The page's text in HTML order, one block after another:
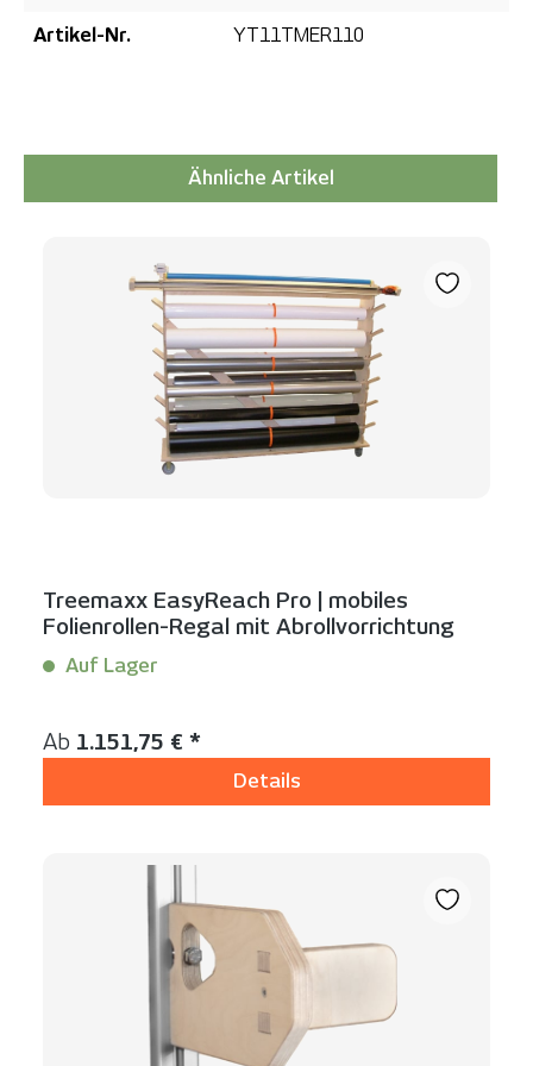
Artikel-Nr. YT11TMER110
Ähnliche Artikel
Treemaxx EasyReach Pro | mobiles
Folienrollen-Regal mit Abrollvorrichtung
Auf Lager
Regulärer Preis:
Ab 1.151,75 € *
Details